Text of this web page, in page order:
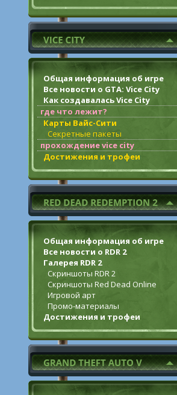
Общая информация об игре
Все новости о GTA: Vice City
Как создавалась Vice City
где что лежит?
Карты Вайс-Сити
Секретные пакеты
прохождение vice city
Достижения и трофеи
Общая информация об игре
Все новости о RDR 2
Галерея RDR 2
Скриншоты RDR 2
Скриншоты Red Dead Online
Игровой арт
Промо-материалы
Достижения и трофеи
39. 555 We Tip 40.